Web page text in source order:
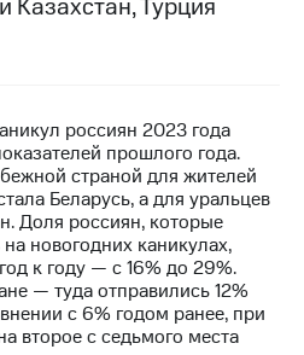
Казахстан, Турция
россиян 2023 года
прошлого года.
страной для жителей
Беларусь, а для уральцев
Доля россиян, которые
новогодних каникулах,
к году — с 16% до 29%.
— туда отправились 12%
с 6% годом ранее, при
второе с седьмого места